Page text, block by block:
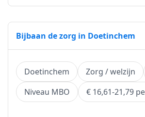
Bijbaan de zorg in Doetinchem
Doetinchem Zorg / welzijn
Niveau MBO
€ 16,61-21,79